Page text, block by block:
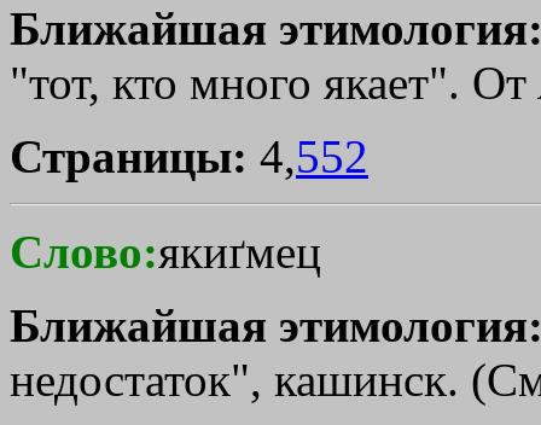
Ближайшая
"тот, кто много якает". От
Страницы: 4,552
Слово:якиґмец
Ближайшая
недостаток", кашинск.